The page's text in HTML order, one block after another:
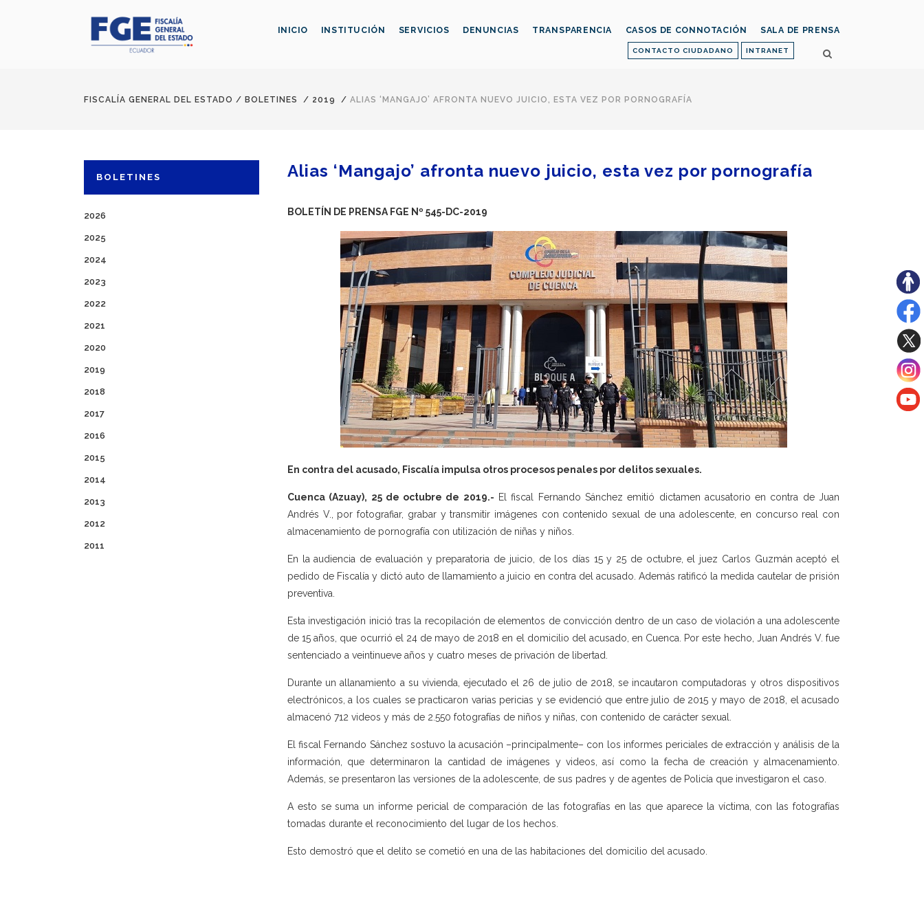
CONTACTO CIUDADANO INTRANET
INICIO INSTITUCIÓN SERVICIOS DENUNCIAS TRANSPARENCIA CASOS DE CONNOTACIÓN SALA DE PRENSA
FISCALÍA GENERAL DEL ESTADO / BOLETINES / 2019 / ALIAS ‘MANGAJO’ AFRONTA NUEVO JUICIO, ESTA VEZ POR PORNOGRAFÍA
BOLETINES
2026
2025
2024
2023
2022
2021
2020
2019
2018
2017
2016
2015
2014
2013
2012
2011
Alias ‘Mangajo’ afronta nuevo juicio, esta vez por pornografía
BOLETÍN DE PRENSA FGE Nº 545-DC-2019
En contra del acusado, Fiscalía impulsa otros procesos penales por delitos sexuales.
Cuenca (Azuay), 25 de octubre de 2019.- El fiscal Fernando Sánchez emitió dictamen acusatorio en contra de Juan
Andrés V., por fotografiar, grabar y transmitir imágenes con contenido sexual de una adolescente, en concurso real con
almacenamiento de pornografía con utilización de niñas y niños.
En la audiencia de evaluación y preparatoria de juicio, de los días 15 y 25 de octubre, el juez Carlos Guzmán aceptó el
pedido de Fiscalía y dictó auto de llamamiento a juicio en contra del acusado. Además ratificó la medida cautelar de prisión
preventiva.
Esta investigación inició tras la recopilación de elementos de convicción dentro de un caso de violación a una adolescente
de 15 años, que ocurrió el 24 de mayo de 2018 en el domicilio del acusado, en Cuenca. Por este hecho, Juan Andrés V. fue
sentenciado a veintinueve años y cuatro meses de privación de libertad.
Durante un allanamiento a su vivienda, ejecutado el 26 de julio de 2018, se incautaron computadoras y otros dispositivos
electrónicos, a los cuales se practicaron varias pericias y se evidenció que entre julio de 2015 y mayo de 2018, el acusado
almacenó 712 videos y más de 2.550 fotografías de niños y niñas, con contenido de carácter sexual.
El fiscal Fernando Sánchez sostuvo la acusación –principalmente– con los informes periciales de extracción y análisis de la
información, que determinaron la cantidad de imágenes y videos, así como la fecha de creación y almacenamiento.
Además, se presentaron las versiones de la adolescente, de sus padres y de agentes de Policía que investigaron el caso.
A esto se suma un informe pericial de comparación de las fotografías en las que aparece la víctima, con las fotografías
tomadas durante el reconocimiento del lugar de los hechos.
Esto demostró que el delito se cometió en una de las habitaciones del domicilio del acusado.